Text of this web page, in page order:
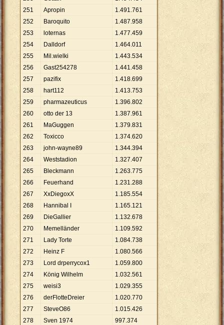
251
Apropin 1.491.761
252
Baroquito 1.487.958
253
loternas 1.477.459
254
Dalldorf 1.464.011
255
Mil.wielki 1.443.534
256
Gast254278 1.441.458
257
pazifix 1.418.699
258
hart112 1.413.753
259
pharmazeuticus 1.396.802
260
otto der 13 1.387.961
261
MaGuggen 1.379.831
262
Toxicco 1.374.620
263
john-wayne89 1.344.394
264
Weststadion 1.327.407
265
Bleckmann 1.263.775
266
Feuerhand 1.231.288
267
XxDiegoxX 1.185.554
268
Hannibal I 1.165.121
269
DieGallier 1.132.678
270
Memelländer 1.109.592
271
Lady Torte 1.084.738
272
Heinz F 1.080.566
273
Lord drperrycox1 1.059.800
274
König Wilhelm 1.032.561
275
weisi3 1.029.355
276
derFlotteDreier 1.020.770
277
SteveO86 1.015.426
278
Sven 1974 997.374